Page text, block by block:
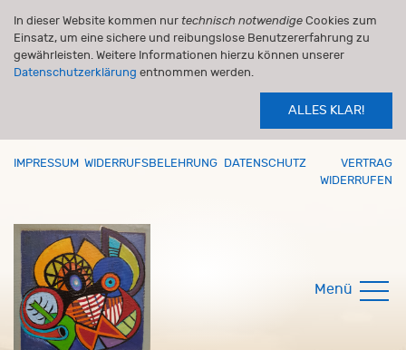
In dieser Website kommen nur technisch notwendige Cookies zum
Einsatz, um eine sichere und reibungslose Benutzererfahrung zu
gewährleisten. Weitere Informationen hierzu können unserer
Datenschutzerklärung entnommen werden.
ALLES KLAR!
IMPRESSUM WIDERRUFSBELEHRUNG DATENSCHUTZ
VERTRAG
WIDERRUFEN
Menü